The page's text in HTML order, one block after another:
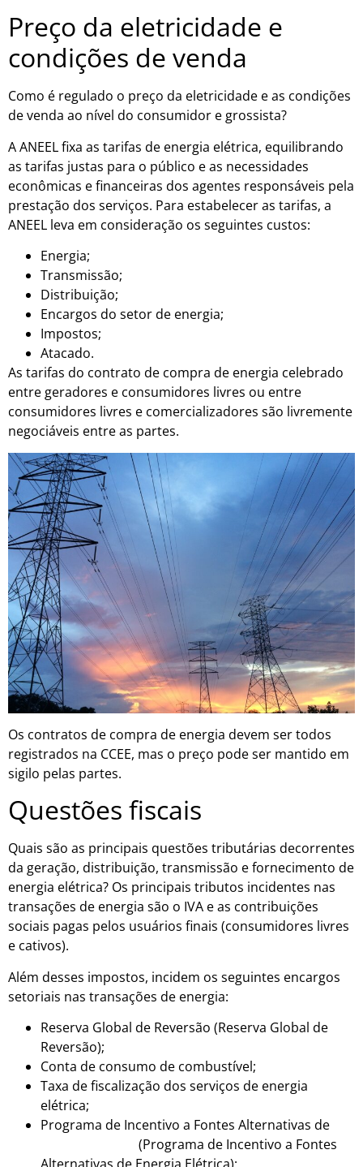
Preço da eletricidade e
condições de venda
Como é regulado o preço da eletricidade e as condições
de venda ao nível do consumidor e grossista?
A ANEEL fixa as tarifas de energia elétrica, equilibrando
as tarifas justas para o público e as necessidades
econômicas e financeiras dos agentes responsáveis ​​pela
prestação dos serviços. Para estabelecer as tarifas, a
ANEEL leva em consideração os seguintes custos:
Energia;
Transmissão;
Distribuição;
Encargos do setor de energia;
Impostos;
Atacado.
As tarifas do contrato de compra de energia celebrado
entre geradores e consumidores livres ou entre
consumidores livres e comercializadores são livremente
negociáveis ​​entre as partes.
Os contratos de compra de energia devem ser todos
registrados na CCEE, mas o preço pode ser mantido em
sigilo pelas partes.
Questões fiscais
Quais são as principais questões tributárias decorrentes
da geração, distribuição, transmissão e fornecimento de
energia elétrica? Os principais tributos incidentes nas
transações de energia são o IVA e as contribuições
sociais pagas pelos usuários finais (consumidores livres
e cativos).
Além desses impostos, incidem os seguintes encargos
setoriais nas transações de energia:
Reserva Global de Reversão (Reserva Global de
Reversão);
Conta de consumo de combustível;
Taxa de fiscalização dos serviços de energia
elétrica;
Programa de Incentivo a Fontes Alternativas de
(Programa de Incentivo a Fontes